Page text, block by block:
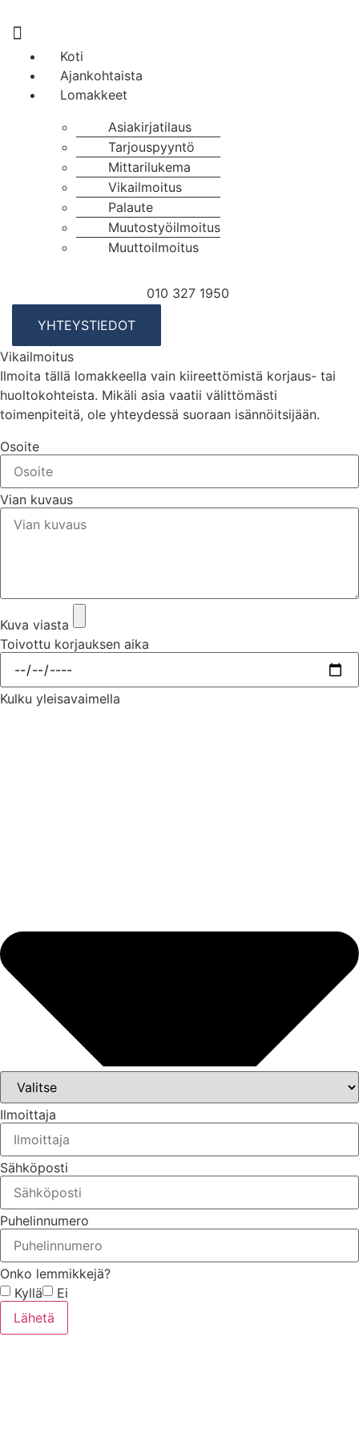
Menu
Koti
Ajankohtaista
Lomakkeet
Asiakirjatilaus
Tarjouspyyntö
Mittarilukema
Vikailmoitus
Palaute
Muutostyöilmoitus
Muuttoilmoitus
010 327 1950
YHTEYSTIEDOT
Vikailmoitus
Ilmoita tällä lomakkeella vain kiireettömistä korjaus- tai
huoltokohteista. Mikäli asia vaatii välittömästi
toimenpiteitä, ole yhteydessä suoraan isännöitsijään.
Osoite
Vian kuvaus
Kuva viasta
Toivottu korjauksen aika
Kulku yleisavaimella
Ilmoittaja
Sähköposti
Puhelinnumero
Onko lemmikkejä?
Kyllä
Ei
Lähetä